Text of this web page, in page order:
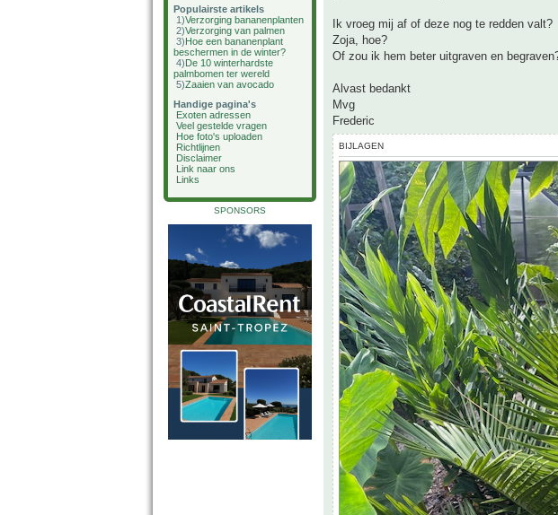
Populairste artikels
1)Verzorging bananenplanten
2)Verzorging van palmen
3)Hoe een bananenplant
beschermen in de winter?
4)De 10 winterhardste
palmbomen ter wereld
5)Zaaien van avocado
Handige pagina's
Exoten adressen
Veel gestelde vragen
Hoe foto's uploaden
Richtlijnen
Disclaimer
Link naar ons
Links
SPONSORS
Ik vroeg mij af of deze nog te redden valt?
Zoja, hoe?
Of zou ik hem beter uitgraven en
Alvast bedankt
Mvg
Frederic
BIJLAGEN